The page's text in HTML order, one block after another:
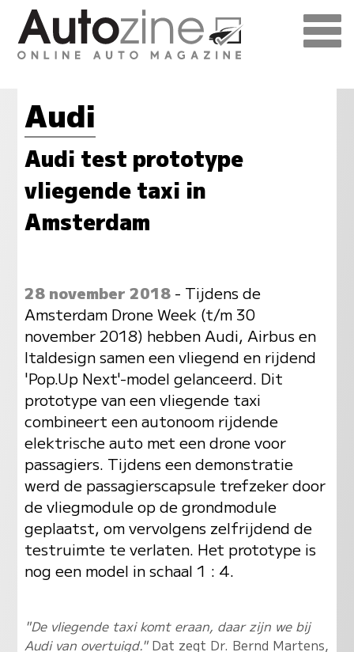
Audi
Audi test prototype
vliegende taxi in
Amsterdam
28 november 2018- Tijdens de
Amsterdam Drone Week (t/m 30
november 2018) hebben Audi, Airbus en
Italdesign samen een vliegend en rijdend
'Pop.Up Next'-model gelanceerd. Dit
prototype van een vliegende taxi
combineert een autonoom rijdende
elektrische auto met een drone voor
passagiers. Tijdens een demonstratie
werd de passagierscapsule trefzeker door
de vliegmodule op de grondmodule
geplaatst, om vervolgens zelfrijdend de
testruimte te verlaten. Het prototype is
nog een model in schaal 1 : 4.
"De vliegende taxi komt eraan, daar zijn we bij
Audi van overtuigd."Dat zegt Dr. Bernd Martens,